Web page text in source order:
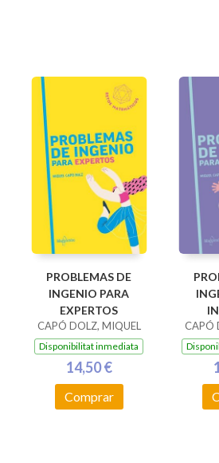
PROBLEMAS DE
INGENIO PARA
EXPERTOS
CAPÓ DOLZ, MIQUEL
Disponibilitat inmediata
14,50 €
Comprar
CAPÓ